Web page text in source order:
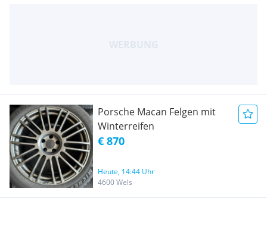
Porsche Macan Felgen mit
Winterreifen
€ 870
Heute, 14:44 Uhr
4600 Wels